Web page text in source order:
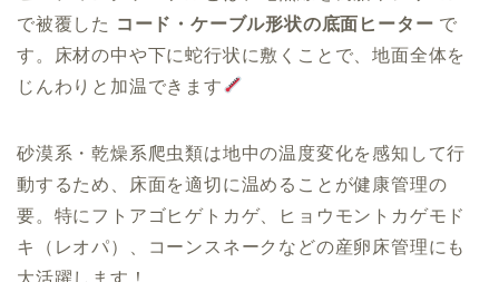
で被覆した コード・ケーブル形状の底面ヒーター で
す。床材の中や下に蛇行状に敷くことで、地面全体を
じんわりと加温できます
砂漠系・乾燥系爬虫類は地中の温度変化を感知して行
動するため、床面を適切に温めることが健康管理の
要。特にフトアゴヒゲトカゲ、ヒョウモントカゲモド
キ（レオパ）、コーンスネークなどの産卵床管理にも
大活躍します！